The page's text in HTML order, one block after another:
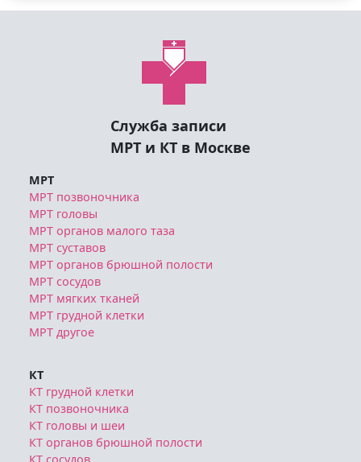
Служба записи
МРТ и КТ в Москве
МРТ
МРТ позвоночника
МРТ головы
МРТ органов малого таза
МРТ суставов
МРТ органов брюшной полости
МРТ сосудов
МРТ мягких тканей
МРТ грудной клетки
МРТ другое
КТ
КТ грудной клетки
КТ позвоночника
КТ головы и шеи
КТ органов брюшной полости